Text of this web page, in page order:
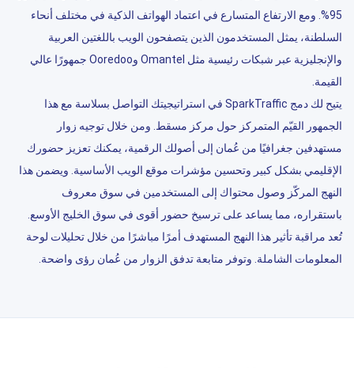
95%. ومع الارتفاع المتسارع في اعتماد الهواتف الذكية في مختلف أنحاء
السلطنة، يمثل المستخدمون الذين يتصفحون الويب باللغتين العربية
والإنجليزية عبر شبكات رئيسية مثل Omantel وOoredoo جمهورًا عالي
القيمة.
يتيح لك دمج SparkTraffic في استراتيجيتك التواصل بسلاسة مع هذا
الجمهور القيّم المتمركز حول مركز مسقط. ومن خلال توجيه زوار
مستهدفين جغرافيًا من عُمان إلى أصولك الرقمية، يمكنك تعزيز حضورك
الإقليمي بشكل كبير وتحسين مؤشرات موقع الويب الأساسية. ويضمن هذا
النهج المركّز وصول محتواك إلى المستخدمين في سوق معروف
باستقراره، مما يساعد على ترسيخ حضور أقوى في سوق الخليج الأوسع.
تُعد مراقبة تأثير هذا النهج المستهدف أمرًا مباشرًا من خلال تحليلات لوحة
المعلومات الشاملة. وتوفر متابعة تدفق الزوار من عُمان رؤى واضحة.